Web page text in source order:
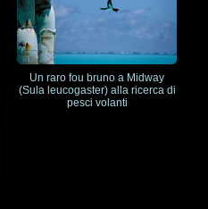
Un raro fou bruno a Midway
(Sula leucogaster) alla ricerca di
pesci volanti